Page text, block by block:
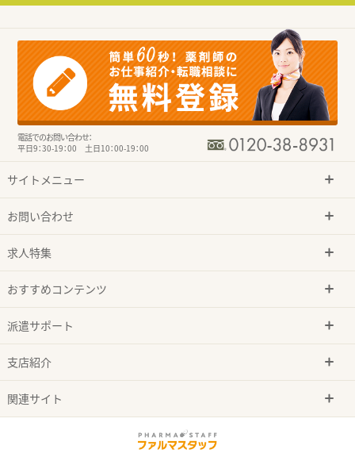
電話でのお問い合わせ：
平日9：30-19：00 土日10：00-19：00
サイトメニュー
お問い合わせ
求人特集
おすすめコンテンツ
派遣サポート
支店紹介
関連サイト